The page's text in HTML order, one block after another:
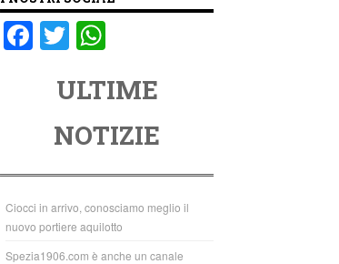
F
o
o
k
T
tt
er
at
s
A
p
p
ULTIME
NOTIZIE
Ciocci in arrivo, conosciamo meglio il
nuovo portiere aquilotto
Spezia1906.com è anche un canale